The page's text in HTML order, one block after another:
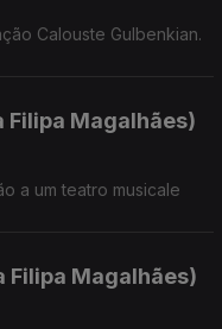
Calouste Gulbenkian.
Filipa Magalhães)
a um teatro musicale
Filipa Magalhães)